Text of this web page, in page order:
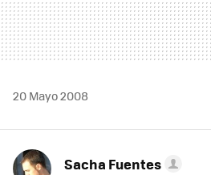
20 Mayo 2008
Sacha Fuentes